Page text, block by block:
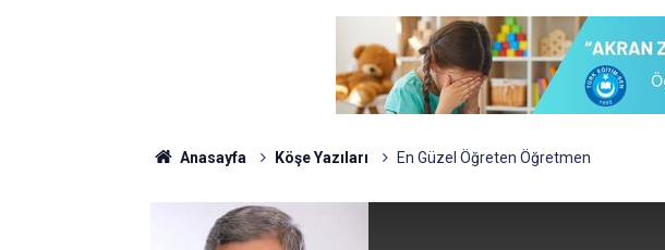
Anasayfa Köşe Yazıları En Güzel Öğreten Öğretmen